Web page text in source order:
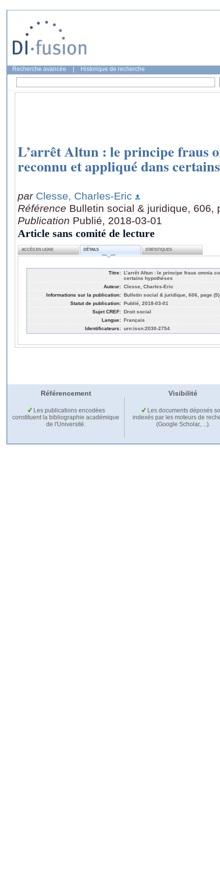
Recherche avancée Historique de recherche
L’arrêt Altun : le principe fraus
reconnu et appliqué dans
par Clesse, Charles-Eric
Référence Bulletin social & juridique, 606,
Publication Publié, 2018-03-01
Article sans comité de lecture
ACCÈS EN LIGNE DÉTAILS STATISTIQUES
Titre: L’arrêt Altun : le principe fraus omnia
certains hypothèses
Auteur: Clesse, Charles-Eric
Informations sur la publication: Bulletin social & juridique, 606, page (5)
Statut de publication: Publié, 2018-03-01
Sujet CREF: Droit social
Langue: Français
Identificateurs: urn:issn:2030-2754
Référencement Visibilité
Les publications encodées
constituent la bibliographie académique
de l'Université.
Les documents déposés
indexés par les moteurs de
(Google Scholar,…).